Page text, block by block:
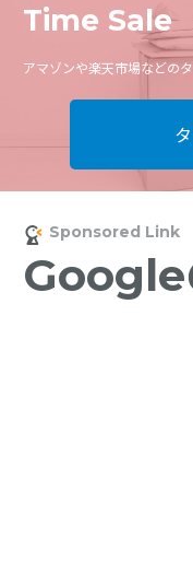
Time Sale
アマゾンや楽天市場などの
Google